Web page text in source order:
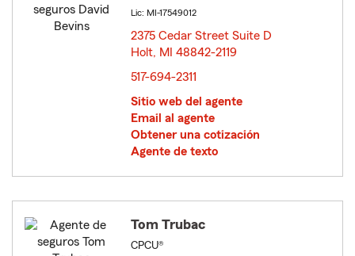
Lic: MI-17549012
2375 Cedar Street Suite D
Holt, MI 48842-2119
517-694-2311
Sitio web del agente
Email al agente
Obtener una cotización
Agente de texto
Tom Trubac
CPCU®